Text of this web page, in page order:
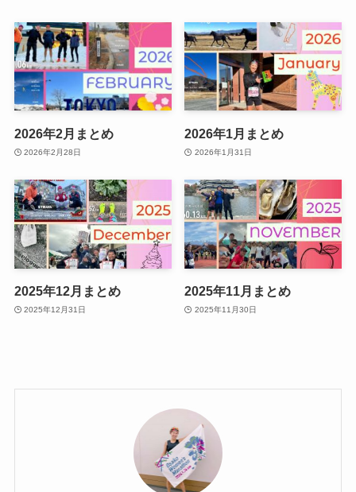
2026年2月まとめ
2026年2月28日
2026年1月まとめ
2026年1月31日
2025年12月まとめ
2025年12月31日
2025年11月まとめ
2025年11月30日